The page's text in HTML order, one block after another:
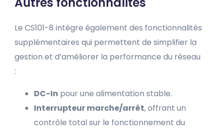
Le CS101-8 intègre également des fonctionnalités
supplémentaires qui permettent de simplifier la
gestion et d’améliorer la performance du réseau
:
DC-In pour une alimentation stable.
Interrupteur marche/arrêt, offrant un
contrôle total sur le fonctionnement du